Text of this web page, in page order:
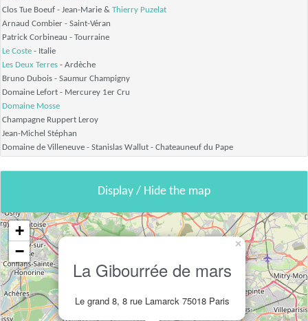
Clos Tue Boeuf - Jean-Marie & Thierry Puzelat
Arnaud Combier - Saint-Véran
Patrick Corbineau - Tourraine
Le Coste - Italie
Les Deux Terres - Ardèche
Bruno Dubois - Saumur Champigny
Domaine Lefort - Mercurey 1er Cru
Domaine Mosse
Champagne Ruppert Leroy
Jean-Michel Stéphan
Domaine de Villeneuve - Stanislas Wallut - Chateauneuf du Pape
Display / Hide the map
La Gibourrée de mars
Le grand 8, 8 rue Lamarck 75018 Paris
×
+
−